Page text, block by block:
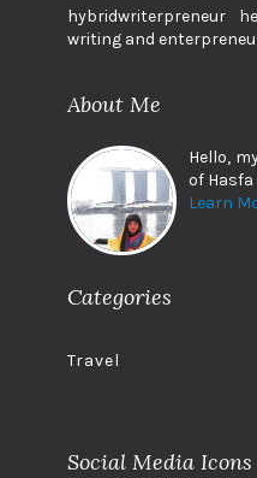
hybridwriterpreneur
writing and
About Me
Hello,
of
Learn
Categories
Travel
Social Media Icons